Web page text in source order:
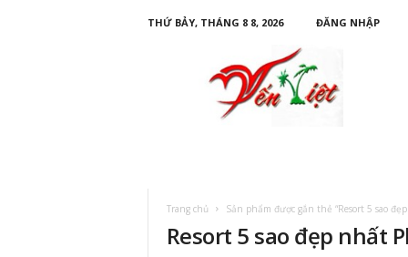
THỨ BẢY, THÁNG 8 8, 2026
ĐĂNG NHẬP
Trang chủ Sản phẩm được gắn thẻ “Resort 5 sao
Resort 5 sao đẹp nhất